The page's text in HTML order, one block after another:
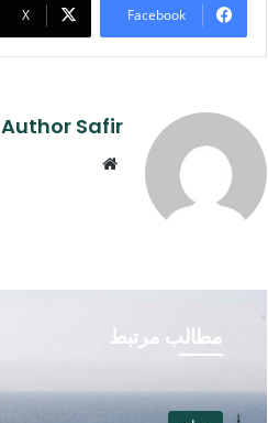
Facebook
X
Author Safir
مطالب مرتبط